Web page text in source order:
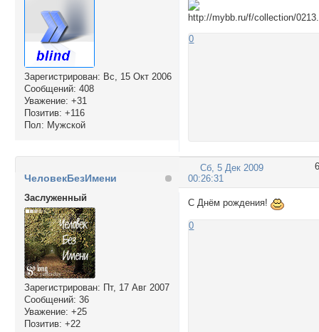
Зарегистрирован: Вс, 15 Окт 2006
Сообщений: 408
Уважение: +31
Позитив: +116
Пол: Мужской
0
6
Сб, 5 Дек 2009
00:26:31
ЧеловекБезИмени
Заслуженный
Зарегистрирован: Пт, 17 Авг 2007
Сообщений: 36
Уважение: +25
Позитив: +22
С Днём рождения!
0